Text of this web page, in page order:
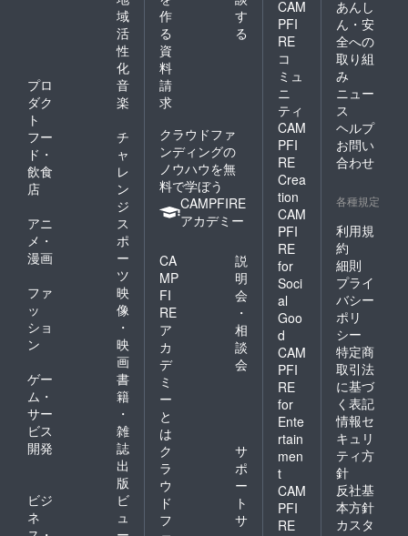
域
活
性
化
プロ
ダク
ト
音
楽
フー
ド・
飲食
店
チ
ャ
レ
ン
ジ
アニ
メ・
漫画
ス
ポ
ー
ツ
ファ
ッ
ショ
ン
映
像
・
映
画
ゲー
ム・
サー
ビス
開発
書
籍
・
雑
誌
出
版
ビジ
ネ
ビ
ュ
作
る
す
る
資
料
請
求
クラウドファ
ンディングの
ノウハウを無
料で学ぼう
CAMPFIRE
アカデミー
CA
MP
FI
RE
ア
カ
デ
ミ
ー
と
は
説
明
会
・
相
談
会
ク
ラ
ウ
ド
フ
サ
ポ
ー
ト
サ
CAM
PFI
RE
コ
ミュ
ニ
ティ
CAM
PFI
RE
Crea
tion
CAM
PFI
RE
for
Soci
al
Goo
d
CAM
PFI
RE
for
Ente
rtain
men
t
CAM
PFI
RE
あんし
ん・安
全への
取り組
み
ニュー
ス
ヘルプ
お問い
合わせ
各種規定
利用規
約
細則
プライ
バシー
ポリ
シー
特定商
取引法
に基づ
く表記
情報セ
キュリ
ティ方
針
反社基
本方針
カスタ